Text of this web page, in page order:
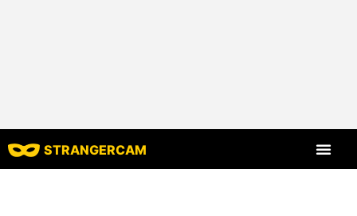
STRANGERCAM